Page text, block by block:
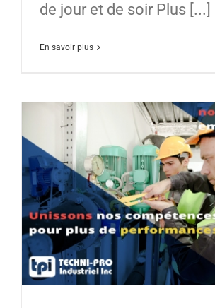
de jour et de soir Plus [...]
En savoir plus